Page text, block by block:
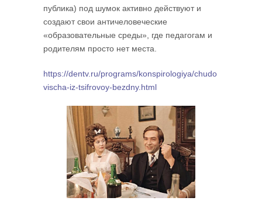
публика) под шумок активно действуют и
создают свои античеловеческие
«образовательные среды», где педагогам и
родителям просто нет места.
https://dentv.ru/programs/konspirologiya/chudo
vischa-iz-tsifrovoy-bezdny.html